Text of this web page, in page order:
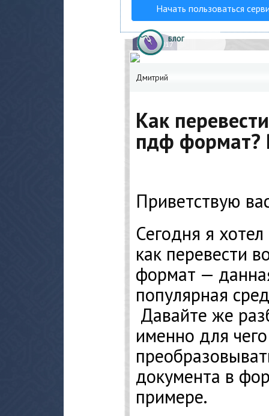
Начать пользоваться
16.04.2017
БЛОГ
Дмитрий
Как
пдф формат?
Приветствую
Сегодня я
как перевести
формат —
популярная
Давайте же
именно для
документа в
примере.